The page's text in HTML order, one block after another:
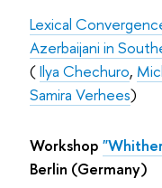
Lexical
Azerbaijani in
(Ilya Chechuro,
Samira Verhees)
Workshop
Berlin (Germany)